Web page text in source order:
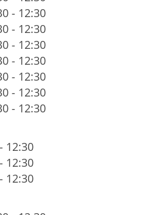
- 12:30
- 12:30
- 12:30
- 12:30
- 12:30
- 12:30
- 12:30
12:30
12:30
12:30